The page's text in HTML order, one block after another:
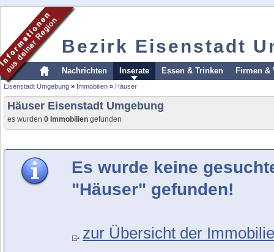
Bezirk Eisenstadt
Nachrichten Inserate Essen & Trinken Firmen &
Eisenstadt Umgebung » Immobilien » Häuser
Häuser Eisenstadt Umgebung
es wurden 0 Immobilien gefunden
Es wurde keine
"Häuser" gefunden!
zur Übersicht der